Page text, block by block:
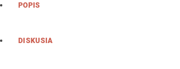
POPIS
DISKUSIA